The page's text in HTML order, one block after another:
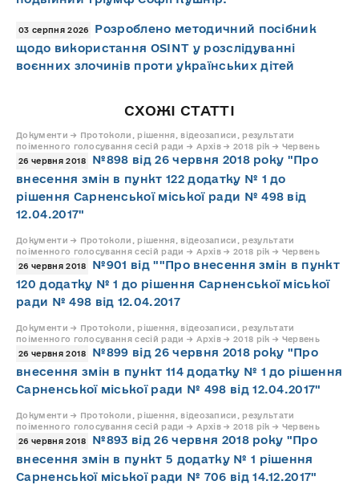
03 серпня 2026
Розроблено методичний посібник
щодо використання OSINT у розслідуванні
воєнних злочинів проти українських дітей
СХОЖІ СТАТТІ
Документи → Протоколи, рішення, відеозаписи, результати
поіменного голосування сесій ради → Архів → 2018 рік → Червень
26 червня 2018
№898 від 26 червня 2018 року "Про
внесення змін в пункт 122 додатку № 1 до
рішення Сарненської міської ради № 498 від
12.04.2017"
Документи → Протоколи, рішення, відеозаписи, результати
поіменного голосування сесій ради → Архів → 2018 рік → Червень
26 червня 2018
№901 від ""Про внесення змін в пункт
120 додатку № 1 до рішення Сарненської міської
ради № 498 від 12.04.2017
Документи → Протоколи, рішення, відеозаписи, результати
поіменного голосування сесій ради → Архів → 2018 рік → Червень
26 червня 2018
№899 від 26 червня 2018 року "Про
внесення змін в пункт 114 додатку № 1 до рішення
Сарненської міської ради № 498 від 12.04.2017"
Документи → Протоколи, рішення, відеозаписи, результати
поіменного голосування сесій ради → Архів → 2018 рік → Червень
26 червня 2018
№893 від 26 червня 2018 року "Про
внесення змін в пункт 5 додатку № 1 рішення
Сарненської міської ради № 706 від 14.12.2017"